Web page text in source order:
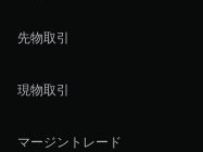
先物取引
現物取引
マージントレード